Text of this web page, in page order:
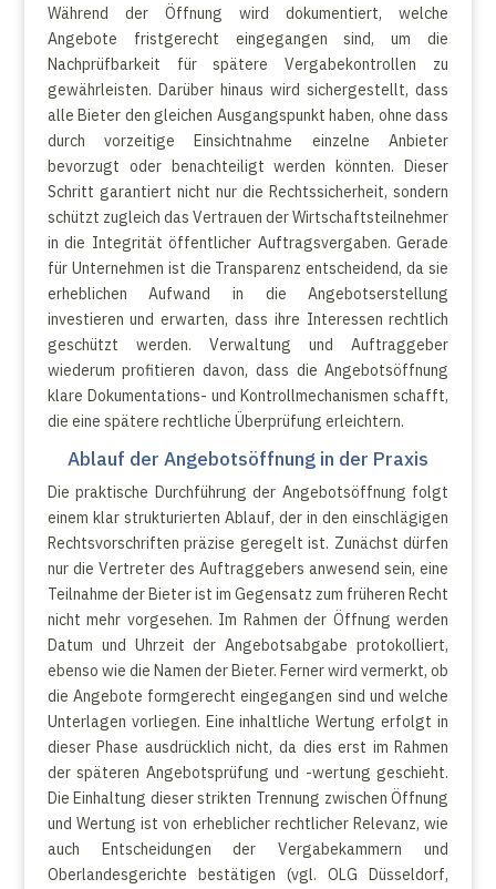
Während der Öffnung wird dokumentiert, welche
Angebote fristgerecht eingegangen sind, um die
Nachprüfbarkeit für spätere Vergabekontrollen zu
gewährleisten. Darüber hinaus wird sichergestellt, dass
alle Bieter den gleichen Ausgangspunkt haben, ohne dass
durch vorzeitige Einsichtnahme einzelne Anbieter
bevorzugt oder benachteiligt werden könnten. Dieser
Schritt garantiert nicht nur die Rechtssicherheit, sondern
schützt zugleich das Vertrauen der Wirtschaftsteilnehmer
in die Integrität öffentlicher Auftragsvergaben. Gerade
für Unternehmen ist die Transparenz entscheidend, da sie
erheblichen Aufwand in die Angebotserstellung
investieren und erwarten, dass ihre Interessen rechtlich
geschützt werden. Verwaltung und Auftraggeber
wiederum profitieren davon, dass die Angebotsöffnung
klare Dokumentations- und Kontrollmechanismen schafft,
die eine spätere rechtliche Überprüfung erleichtern.
Ablauf der Angebotsöffnung in der Praxis
Die praktische Durchführung der Angebotsöffnung folgt
einem klar strukturierten Ablauf, der in den einschlägigen
Rechtsvorschriften präzise geregelt ist. Zunächst dürfen
nur die Vertreter des Auftraggebers anwesend sein, eine
Teilnahme der Bieter ist im Gegensatz zum früheren Recht
nicht mehr vorgesehen. Im Rahmen der Öffnung werden
Datum und Uhrzeit der Angebotsabgabe protokolliert,
ebenso wie die Namen der Bieter. Ferner wird vermerkt, ob
die Angebote formgerecht eingegangen sind und welche
Unterlagen vorliegen. Eine inhaltliche Wertung erfolgt in
dieser Phase ausdrücklich nicht, da dies erst im Rahmen
der späteren Angebotsprüfung und -wertung geschieht.
Die Einhaltung dieser strikten Trennung zwischen Öffnung
und Wertung ist von erheblicher rechtlicher Relevanz, wie
auch Entscheidungen der Vergabekammern und
Oberlandesgerichte bestätigen (vgl. OLG Düsseldorf,